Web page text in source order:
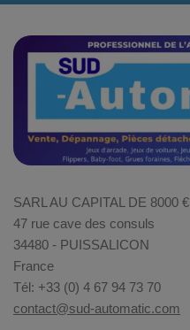
SARL AU CAPITAL DE 8000 €
47 rue cave des consuls
34480 - PUISSALICON
France
Tél: +33 (0) 4 67 94 73 70
contact@sud-automatic.com